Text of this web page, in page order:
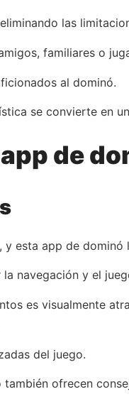
las
familiares o
al dominó.
se convierte en
de
y esta app de dominó
navegación y el
es visualmente
del juego.
ofrecen